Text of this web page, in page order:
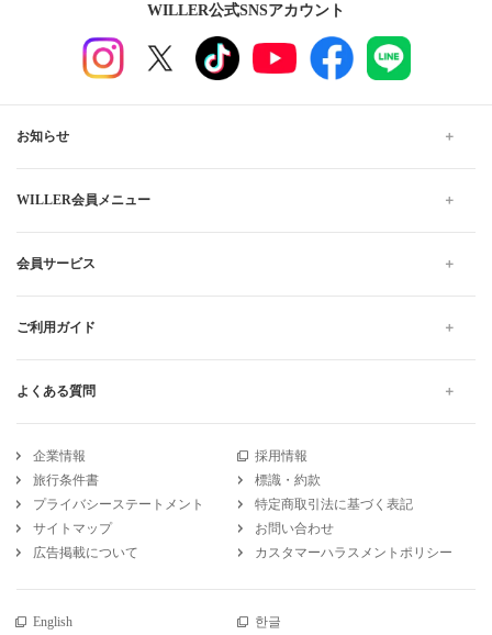
WILLER公式SNSアカウント
お知らせ
WILLER会員メニュー
会員サービス
ご利用ガイド
よくある質問
企業情報
採用情報
旅行条件書
標識・約款
プライバシーステートメント
特定商取引法に基づく表記
サイトマップ
お問い合わせ
広告掲載について
カスタマーハラスメントポリシー
English 한글